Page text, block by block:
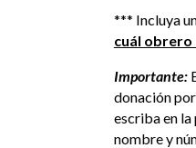
*** Incluya
cuál
Importante:
donación
escriba en
nombre y